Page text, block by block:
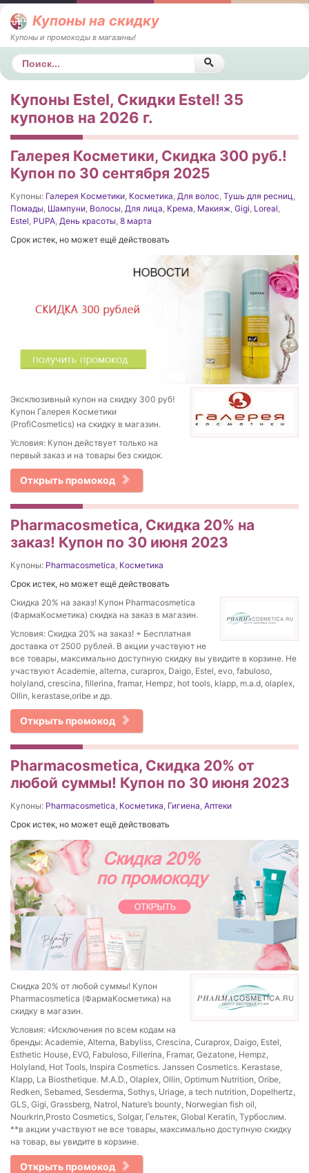
Купоны на скидку
Купоны и промокоды в магазины!
Поиск
Купоны Estel, Скидки Estel! 35
купонов на 2026 г.
Галерея Косметики, Скидка 300 руб.!
Купон по 30 сентября 2025
Купоны: Галерея Косметики, Косметика, Для волос, Тушь для ресниц,
Помады, Шампуни, Волосы, Для лица, Крема, Макияж, Gigi, Loreal,
Estel, PUPA, День красоты, 8 марта
Срок истек, но может ещё действовать
Эксклюзивный купон на скидку 300 руб!
Купон Галерея Косметики
(ProfiCosmetics) на скидку в магазин.
Условия: Купон действует только на
первый заказ и на товары без скидок.
Открыть промокод
Pharmacosmetica, Скидка 20% на
заказ! Купон по 30 июня 2023
Купоны: Pharmacosmetica Косметика
Срок истек, но может ещё действовать
Скидка 20% на заказ! Купон Pharmacosmetica
(ФармаКосметика) скидка на заказ в магазин.
Условия: Скидка 20% на заказ! + Бесплатная
доставка от 2500 рублей. В акции участвуют не
все товары, макcимально доступную скидку вы увидите в корзине. Не
участвуют Academie, alterna, curaprox, Daigo, Estel, evo, fabuloso,
holyland, crescina, fillerina, framar, Hempz, hot tools, klapp, m.a.d, olaplex,
Ollin, kerastase,oribe и др.
Открыть промокод
Pharmacosmetica, Скидка 20% от
любой суммы! Купон по 30 июня 2023
Купоны: Pharmacosmetica Косметика Гигиена Аптеки
Срок истек, но может ещё действовать
Скидка 20% от любой суммы! Купон
Pharmacosmetica (ФармаКосметика) на
скидку в магазин.
Условия: «Исключения по всем кодам на
бренды: Academie, Alterna, Babyliss, Crescina, Curaprox, Daigo, Estel,
Esthetic House, EVO, Fabuloso, Fillerina, Framar, Gezatone, Hempz,
Holyland, Hot Tools, Inspira Cosmetics. Janssen Cosmetics. Kerastase,
Klapp, La Biosthetique. M.A.D., Olaplex, Ollin, Optimum Nutrition, Oribe,
Redken, Sebamed, Sesderma, Sothys, Uriage, a tech nutrition, Dopelhertz,
GLS, Gigi, Grassberg, Natrol, Nature’s bounty, Norwegian fish oil,
Nourkrin,Prosto Cosmetics, Solgar, Гельтек, Global Keratin, Турбослим.
**в акции участвуют не все товары, максимально доступную скидку
на товар, вы увидите в корзине.
Открыть промокод